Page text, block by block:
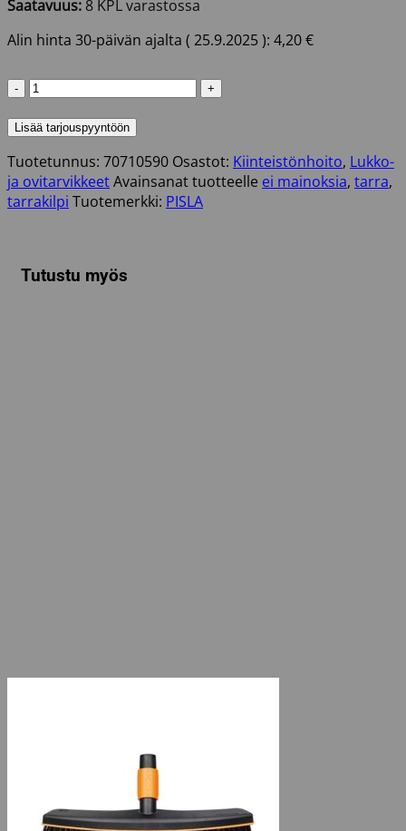
Saatavuus: 8 KPL varastossa
Alin hinta 30-päivän ajalta ( 25.9.2025): 4,20€
TARRAKILPI
KAMERAVALVONTA
Lisää tarjouspyyntöön
Tuotetunnus: 70710590 Osastot: Kiinteistönhoito, Lukko-
ja ovitarvikkeetAvainsanat tuotteelle ei mainoksia, tarra,
tarrakilpi Tuotemerkki: PISLA
Tutustu myös